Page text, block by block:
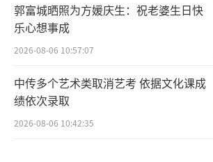
郭富城晒照为方媛庆生：祝老婆生日快
乐心想事成
2026-08-06 10:57:07
中传多个艺术类取消艺考 依据文化课成
绩依次录取
2026-08-06 10:42:35